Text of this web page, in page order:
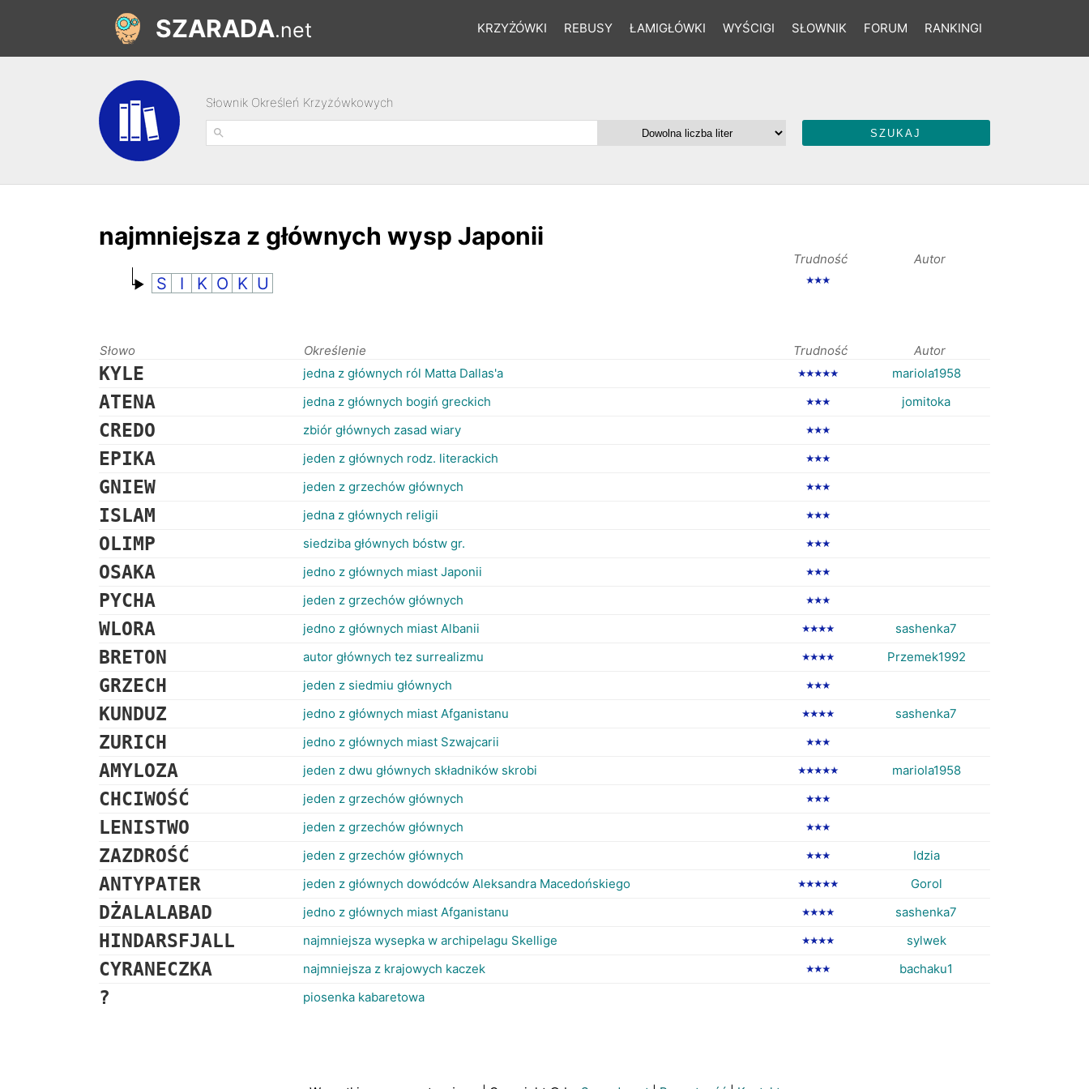
KRZYŻÓWKI REBUSY ŁAMIGŁÓWKI WYŚCIGI SŁOWNIK FORUM RANKINGI
SZARADA.net
Słownik Określeń Krzyżówkowych
najmniejsza z głównych wysp Japonii
Trudność Autor
S I K O K U ★★★
Słowo Określenie Trudność Autor
KYLE jedna z głównych ról Matta Dallas'a ★★★★★ mariola1958
ATENA jedna z głównych bogiń greckich ★★★ jomitoka
CREDO zbiór głównych zasad wiary ★★★
EPIKA jeden z głównych rodz. literackich ★★★
GNIEW jeden z grzechów głównych ★★★
ISLAM jedna z głównych religii ★★★
OLIMP siedziba głównych bóstw gr. ★★★
OSAKA jedno z głównych miast Japonii ★★★
PYCHA jeden z grzechów głównych ★★★
WLORA jedno z głównych miast Albanii ★★★★ sashenka7
BRETON autor głównych tez surrealizmu ★★★★ Przemek1992
GRZECH jeden z siedmiu głównych ★★★
KUNDUZ jedno z głównych miast Afganistanu ★★★★ sashenka7
ZURICH jedno z głównych miast Szwajcarii ★★★
AMYLOZA jeden z dwu głównych składników skrobi ★★★★★ mariola1958
CHCIWOŚĆ jeden z grzechów głównych ★★★
LENISTWO jeden z grzechów głównych ★★★
ZAZDROŚĆ jeden z grzechów głównych ★★★ Idzia
ANTYPATER jeden z głównych dowódców Aleksandra Macedońskiego ★★★★★ Gorol
DŻALALABAD jedno z głównych miast Afganistanu ★★★★ sashenka7
HINDARSFJALL najmniejsza wysepka w archipelagu Skellige ★★★★ sylwek
CYRANECZKA najmniejsza z krajowych kaczek ★★★ bachaku1
? piosenka kabaretowa